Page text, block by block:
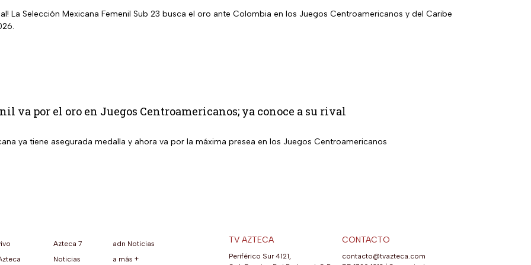
La Selección Mexicana Femenil Sub 23 busca el oro ante Colombia en los Juegos Centroamericanos y del Caribe
va por el oro en Juegos Centroamericanos; ya conoce a su rival
ya tiene asegurada medalla y ahora va por la máxima presea en los Juegos Centroamericanos
Azteca 7
Noticias
adn Noticias
a más +
TV AZTECA
Periférico Sur 4121,
CONTACTO
contacto@tvazteca.com